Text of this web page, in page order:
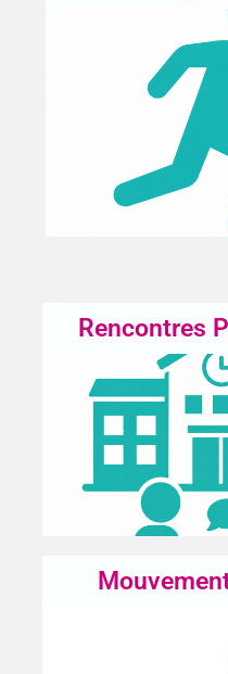
Rencontres